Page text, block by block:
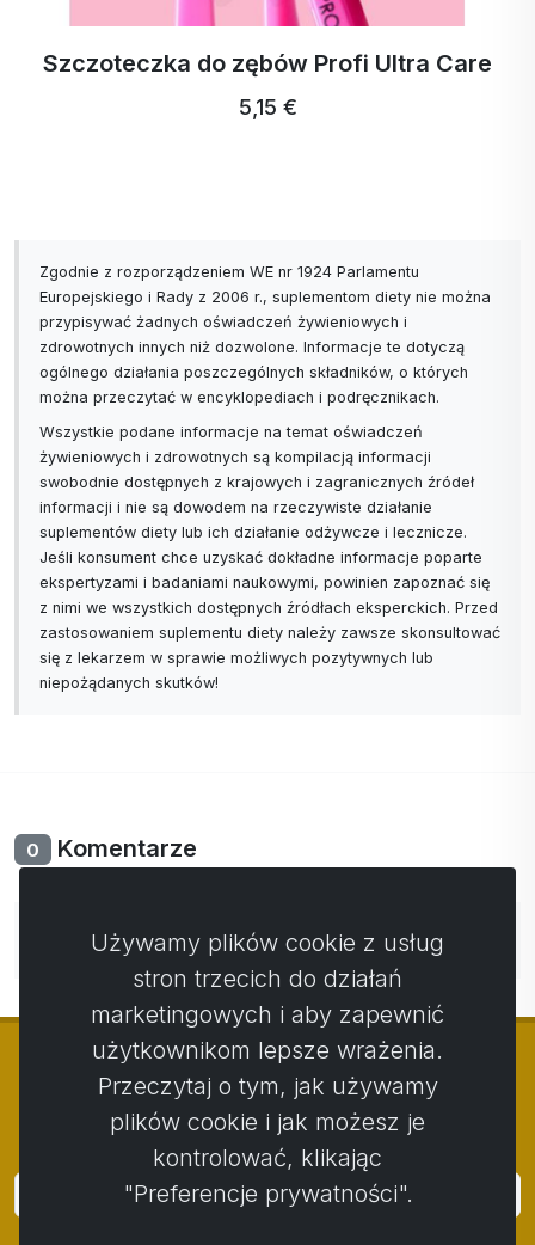
Szczoteczka do zębów Profi Ultra Care
5,15 €
Zgodnie z rozporządzeniem WE nr 1924 Parlamentu
Europejskiego i Rady z 2006 r., suplementom diety nie można
przypisywać żadnych oświadczeń żywieniowych i
zdrowotnych innych niż dozwolone. Informacje te dotyczą
ogólnego działania poszczególnych składników, o których
można przeczytać w encyklopediach i podręcznikach.
Wszystkie podane informacje na temat oświadczeń
żywieniowych i zdrowotnych są kompilacją informacji
swobodnie dostępnych z krajowych i zagranicznych źródeł
informacji i nie są dowodem na rzeczywiste działanie
suplementów diety lub ich działanie odżywcze i lecznicze.
Jeśli konsument chce uzyskać dokładne informacje poparte
ekspertyzami i badaniami naukowymi, powinien zapoznać się
z nimi we wszystkich dostępnych źródłach eksperckich. Przed
zastosowaniem suplementu diety należy zawsze skonsultować
się z lekarzem w sprawie możliwych pozytywnych lub
niepożądanych skutków!
0 Komentarze
komentarzem.
© Copyright 2014 - 2026 Activstar
Zaloguj się
Używamy plików cookie z usług
stron trzecich do działań
marketingowych i aby zapewnić
użytkownikom lepsze wrażenia.
Przeczytaj o tym, jak używamy
plików cookie i jak możesz je
kontrolować, klikając
"Preferencje prywatności".